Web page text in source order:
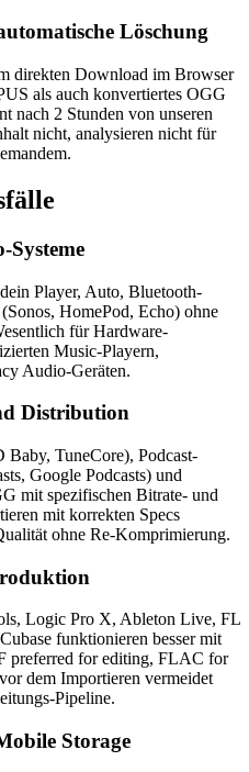
Löschung
direkten Download im Browser
als auch konvertiertes OGG
nach 2 Stunden von unseren
nicht, analysieren nicht für
Systeme
Player, Auto, Bluetooth-
HomePod, Echo) ohne
für Hardware-
Music-Playern,
Audio-Geräten.
Distribution
TuneCore), Podcast-
Google Podcasts) und
mit spezifischen Bitrate- und
mit korrekten Specs
ohne Re-Komprimierung.
Logic Pro X, Ableton Live, FL
funktionieren besser mit
preferred for editing, FLAC for
dem Importieren vermeidet
Pipeline.
Storage